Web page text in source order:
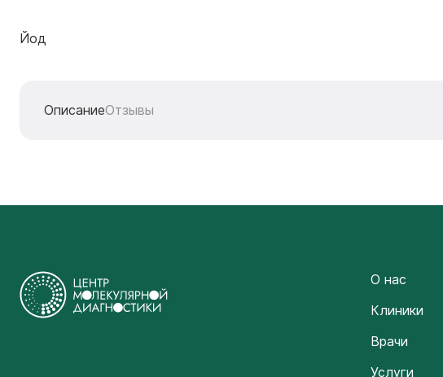
Йод
ОписаниеОтзывы
О нас
Клиники
Врачи
Услуги